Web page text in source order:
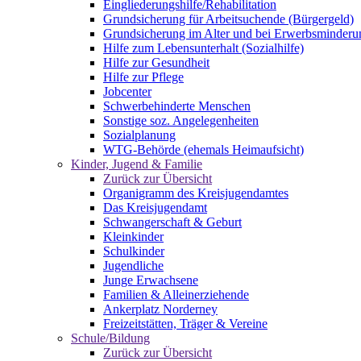
Eingliederungshilfe/Rehabilitation
Grundsicherung für Arbeitsuchende (Bürgergeld)
Grundsicherung im Alter und bei
Hilfe zum Lebensunterhalt (Sozialhilfe)
Hilfe zur Gesundheit
Hilfe zur Pflege
Jobcenter
Schwerbehinderte Menschen
Sonstige soz. Angelegenheiten
Sozialplanung
WTG-Behörde (ehemals Heimaufsicht)
Kinder, Jugend & Familie
Zurück zur Übersicht
Organigramm des Kreisjugendamtes
Das Kreisjugendamt
Schwangerschaft & Geburt
Kleinkinder
Schulkinder
Jugendliche
Junge Erwachsene
Familien & Alleinerziehende
Ankerplatz Norderney
Freizeitstätten, Träger & Vereine
Schule/Bildung
Zurück zur Übersicht